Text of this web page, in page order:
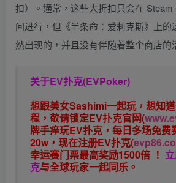
扣）。通常，这些大折扣只会在
间进行，但《半条命：爱莉克斯》上的
然出现的，并且没有伴随着整个商店的
关于EV扑克(EVPoker)
想跟美女Sashimi一起玩， 想知
程， 敬请锁定EV扑克官网(
牌手痒玩EV扑克， 每日多场免费
20w，现在注册EV扑克(
幸运赛门票最高奖励1500倍 ！
克与全球玩家一起同乐。